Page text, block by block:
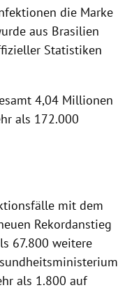
die Marke
aus Brasilien
Statistiken
4,04 Millionen
als 172.000
mit dem
Rekordanstieg
67.800 weitere
als 1.800 auf